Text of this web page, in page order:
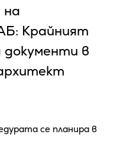
Крайният
документи в
се планира в